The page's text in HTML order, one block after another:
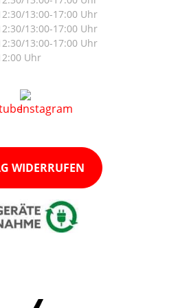
13:00-17:00 Uhr
13:00-17:00 Uhr
13:00-17:00 Uhr
Uhr
WIDERRUFEN